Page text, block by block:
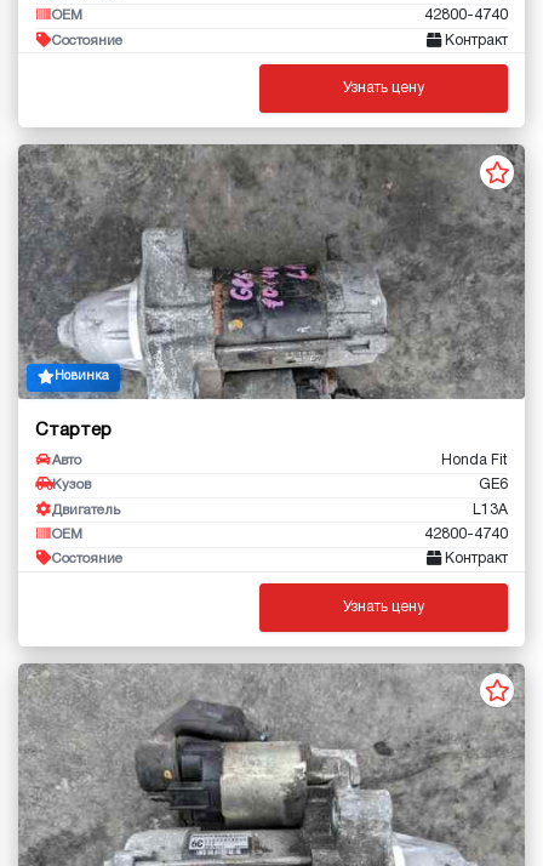
OEM 42800-4740
Состояние Контракт
Узнать цену
Новинка
Стартер
Авто Honda Fit
Кузов GE6
Двигатель L13A
OEM 42800-4740
Состояние Контракт
Узнать цену